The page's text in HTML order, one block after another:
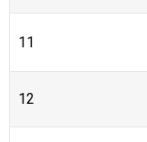
11
12